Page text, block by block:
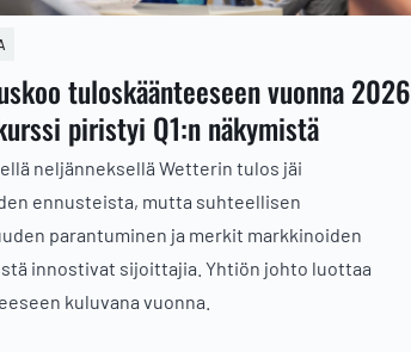
tuloskäänteeseen vuonna 2026
piristyi Q1:n näkymistä
neljänneksellä Wetterin tulos jäi
ennusteista, mutta suhteellisen
parantuminen ja merkit markkinoiden
innostivat sijoittajia. Yhtiön johto luottaa
kuluvana vuonna.